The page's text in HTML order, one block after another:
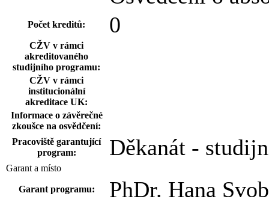
Počet kreditů: 0
CŽV v rámci
akreditovaného
studijního programu:
CŽV v rámci
institucionální
akreditace UK:
Informace o závěrečné
zkoušce na osvědčení:
Pracoviště garantující
program:
Děkanát -
Garant a místo
Garant programu: PhDr. Hana